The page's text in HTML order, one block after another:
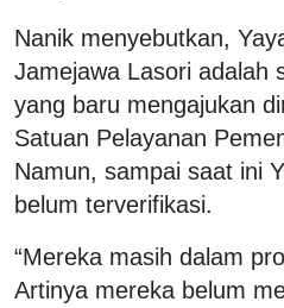
Nanik menyebutkan,
Jamejawa Lasori adalah
yang baru mengajukan
Satuan Pelayanan
Namun, sampai saat ini
belum terverifikasi.
“Mereka masih dalam
Artinya mereka belum